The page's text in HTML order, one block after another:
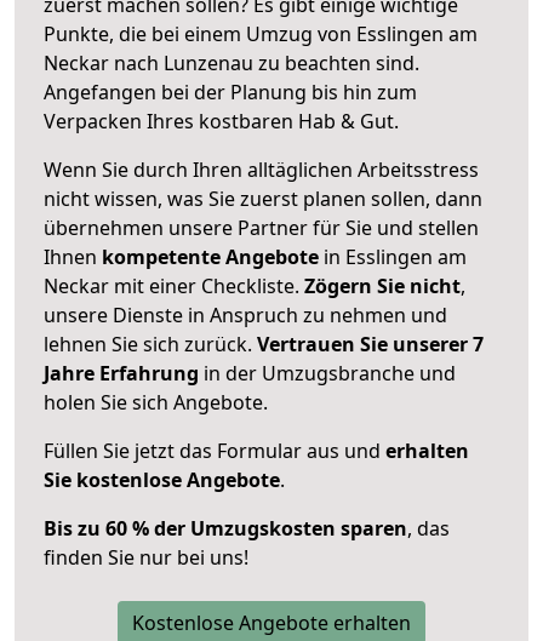
Punkte, die bei einem Umzug von Esslingen am
Neckar nach Lunzenau zu beachten sind.
Angefangen bei der Planung bis hin zum
Verpacken Ihres kostbaren Hab & Gut.
Wenn Sie durch Ihren alltäglichen Arbeitsstress
nicht wissen, was Sie zuerst planen sollen, dann
übernehmen unsere Partner für Sie und stellen
Ihnen kompetente Angebote in Esslingen am
Neckar mit einer Checkliste. Zögern Sie nicht,
unsere Dienste in Anspruch zu nehmen und
lehnen Sie sich zurück. Vertrauen Sie unserer 7
Jahre Erfahrung in der Umzugsbranche und
holen Sie sich Angebote.
Füllen Sie jetzt das Formular aus und erhalten
Sie kostenlose Angebote.
Bis zu 60 % der Umzugskosten sparen, das
finden Sie nur bei uns!
Kostenlose Angebote erhalten